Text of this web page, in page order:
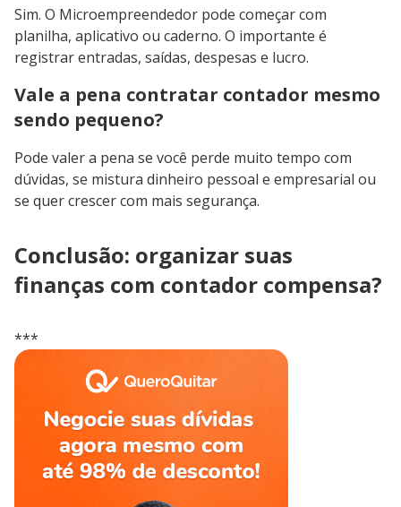
Sim. O Microempreendedor pode começar com
planilha, aplicativo ou caderno. O importante é
registrar entradas, saídas, despesas e lucro.
Vale a pena contratar contador mesmo
sendo pequeno?
Pode valer a pena se você perde muito tempo com
dúvidas, se mistura dinheiro pessoal e empresarial ou
se quer crescer com mais segurança.
Conclusão: organizar suas
finanças com contador compensa?
***